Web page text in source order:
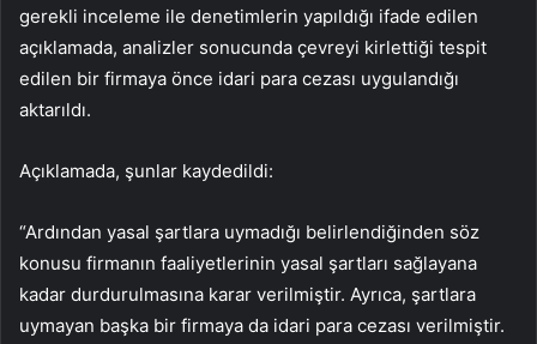
gerekli inceleme ile denetimlerin yapıldığı ifade edilen
açıklamada, analizler sonucunda çevreyi kirlettiği tespit
edilen bir firmaya önce idari para cezası uygulandığı
aktarıldı.
Açıklamada, şunlar kaydedildi:
“Ardından yasal şartlara uymadığı belirlendiğinden söz
konusu firmanın faaliyetlerinin yasal şartları sağlayana
kadar durdurulmasına karar verilmiştir. Ayrıca, şartlara
uymayan başka bir firmaya da idari para cezası verilmiştir.